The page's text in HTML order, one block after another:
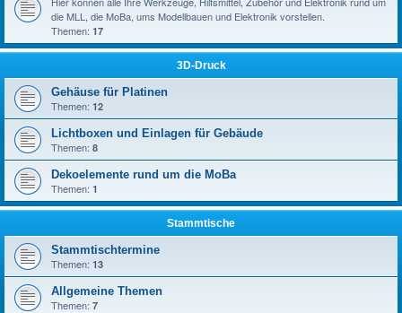
die MLL, die MoBa, ums Modellbauen und Elektronik vorstellen.
Themen: 17
3D-Druck
Gehäuse für Platinen
Themen: 12
Lichtboxen und Einlagen für Gebäude
Themen: 8
Dekoelemente rund um die MoBa
Themen: 1
Stammtische
Stammtischtermine
Themen: 13
Allgemeine Themen
Themen: 7